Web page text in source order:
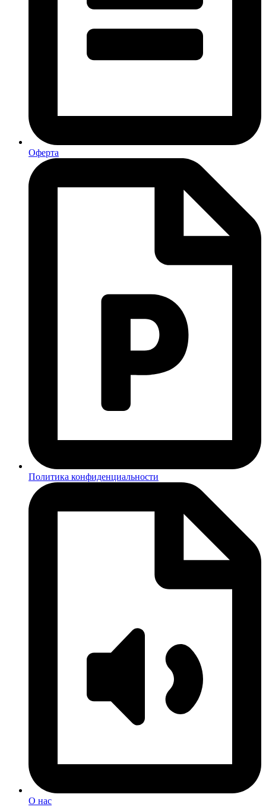
Оферта
Политика конфиденциальности
О нас